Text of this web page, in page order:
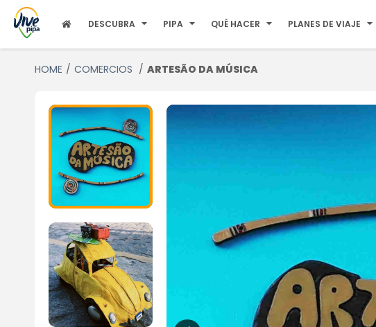
DESCUBRA PIPA QUÉ HACER PLANES DE VIAJE
HOME COMERCIOS ARTESÃO DA MÚSICA